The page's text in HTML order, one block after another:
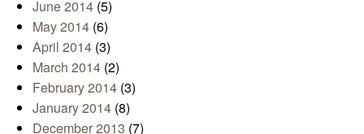
June 2014 (5)
May 2014 (6)
April 2014 (3)
March 2014 (2)
February 2014 (3)
January 2014 (8)
December 2013 (7)